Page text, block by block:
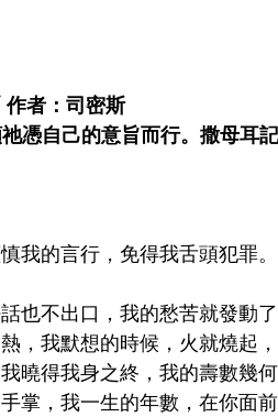
者：司密斯
憑自己的意旨而行。撒母耳
我的言行，免得我舌頭犯罪
也不出口，我的愁苦就發動了
，我默想的時候，火就燒起，
曉得我身之終，我的壽數幾
掌，我一生的年數，在你面